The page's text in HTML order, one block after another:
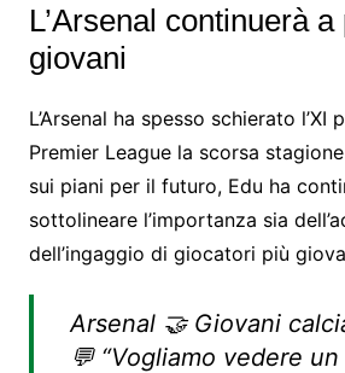
L’Arsenal continuerà
giovani
L’Arsenal ha spesso schierato l’XI
Premier League la scorsa
sui piani per il futuro, Edu ha
sottolineare l’importanza sia
dell’ingaggio di giocatori più
Arsenal 🤝 Giovani
💬 “Vogliamo vedere